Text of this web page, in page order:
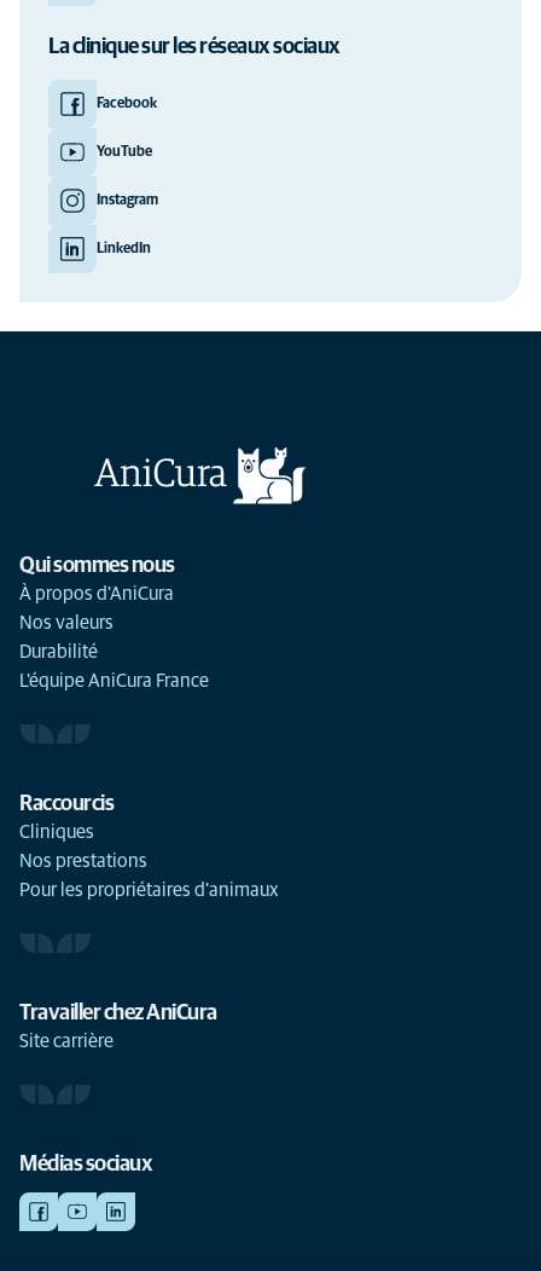
La clinique sur les réseaux sociaux
Facebook
YouTube
Instagram
LinkedIn
Qui sommes nous
À propos d'AniCura
Nos valeurs
Durabilité
L'équipe AniCura France
Raccourcis
Cliniques
Nos prestations
Pour les propriétaires d'animaux
Travailler chez AniCura
Site carrière
Médias sociaux